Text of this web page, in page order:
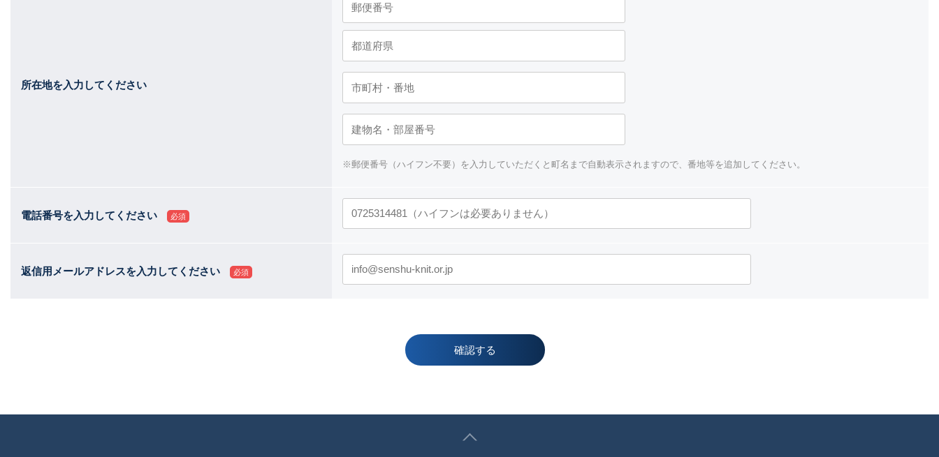
所在地を入力してください
※郵便番号（ハイフン不要）を入力していただくと町名まで自動表示されますので、番地等を追加してください。
電話番号を入力してください 必須
返信用メールアドレスを入力してください 必須